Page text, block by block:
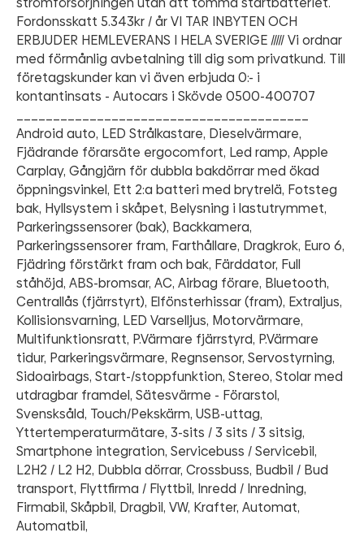
Fordonsskatt 5.343kr / år VI TAR INBYTEN OCH
ERBJUDER HEMLEVERANS I HELA SVERIGE ///// Vi ordnar
med förmånlig avbetalning till dig som privatkund. Till
företagskunder kan vi även erbjuda 0:- i
kontantinsats - Autocars i Skövde 0500-400707
________________________________________
Android auto, LED Strålkastare, Dieselvärmare,
Fjädrande förarsäte ergocomfort, Led ramp, Apple
Carplay, Gångjärn för dubbla bakdörrar med ökad
öppningsvinkel, Ett 2:a batteri med brytrelä, Fotsteg
bak, Hyllsystem i skåpet, Belysning i lastutrymmet,
Parkeringssensorer (bak), Backkamera,
Parkeringssensorer fram, Farthållare, Dragkrok, Euro 6,
Fjädring förstärkt fram och bak, Färddator, Full
ståhöjd, ABS-bromsar, AC, Airbag förare, Bluetooth,
Centrallås (fjärrstyrt), Elfönsterhissar (fram), Extraljus,
Kollisionsvarning, LED Varselljus, Motorvärmare,
Multifunktionsratt, P.Värmare fjärrstyrd, P.Värmare
tidur, Parkeringsvärmare, Regnsensor, Servostyrning,
Sidoairbags, Start-/stoppfunktion, Stereo, Stolar med
utdragbar framdel, Sätesvärme - Förarstol,
Svensksåld, Touch/Pekskärm, USB-uttag,
Yttertemperaturmätare, 3-sits / 3 sits / 3 sitsig,
Smartphone integration, Servicebuss / Servicebil,
L2H2 / L2 H2, Dubbla dörrar, Crossbuss, Budbil / Bud
transport, Flyttfirma / Flyttbil, Inredd / Inredning,
Firmabil, Skåpbil, Dragbil, VW, Krafter, Automat,
Automatbil,